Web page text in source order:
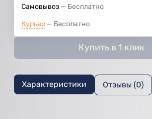
Самовывоз Бесплатно
Курьер Бесплатно
Купить в 1 клик
Характеристики Отзывы (0)